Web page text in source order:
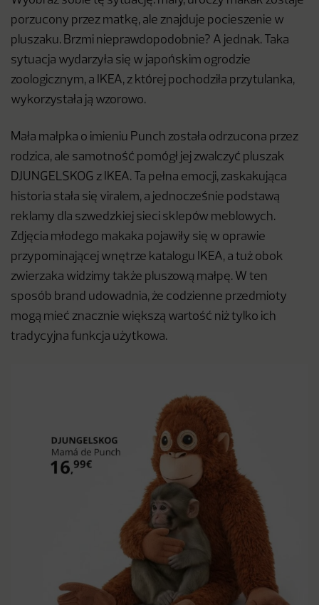
porzucony przez matkę, ale znajduje pocieszenie w
pluszaku. Brzmi nieprawdopodobnie? A jednak. Taka
sytuacja wydarzyła się w japońskim ogrodzie
zoologicznym, a IKEA, z której pochodziła przytulanka,
wykorzystała ją wzorowo.
Mała małpka o imieniu Punch została odrzucona przez
rodzica, ale samotność pomógł jej zwalczyć pluszak
DJUNGELSKOG z IKEA. Ta pełna emocji, zaskakująca
historia stała się viralem, a jednocześnie podstawą
reklamy dla szwedzkiej sieci sklepów meblowych.
Zdjęcia młodego makaka pojawiły się w oprawie
przypominającej wnętrze katalogu IKEA, a tuż obok
zwierzaka widzimy także pluszową małpę. W ten
sposób brand udowadnia, że codzienne przedmioty
mogą mieć znacznie większą wartość niż tylko ich
tradycyjna funkcja użytkowa.